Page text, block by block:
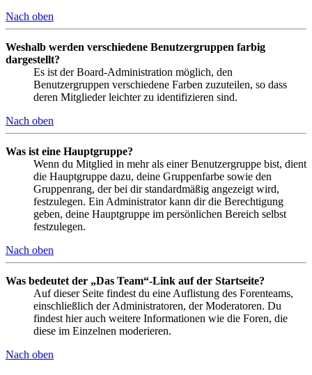
Nach oben
Weshalb werden verschiedene Benutzergruppen farbig
dargestellt?
Es ist der Board-Administration möglich, den
Benutzergruppen verschiedene Farben zuzuteilen, so dass
deren Mitglieder leichter zu identifizieren sind.
Nach oben
Was ist eine Hauptgruppe?
Wenn du Mitglied in mehr als einer Benutzergruppe bist, dient
die Hauptgruppe dazu, deine Gruppenfarbe sowie den
Gruppenrang, der bei dir standardmäßig angezeigt wird,
festzulegen. Ein Administrator kann dir die Berechtigung
geben, deine Hauptgruppe im persönlichen Bereich selbst
festzulegen.
Nach oben
Was bedeutet der „Das Team“-Link auf der Startseite?
Auf dieser Seite findest du eine Auflistung des Forenteams,
einschließlich der Administratoren, der Moderatoren. Du
findest hier auch weitere Informationen wie die Foren, die
diese im Einzelnen moderieren.
Nach oben